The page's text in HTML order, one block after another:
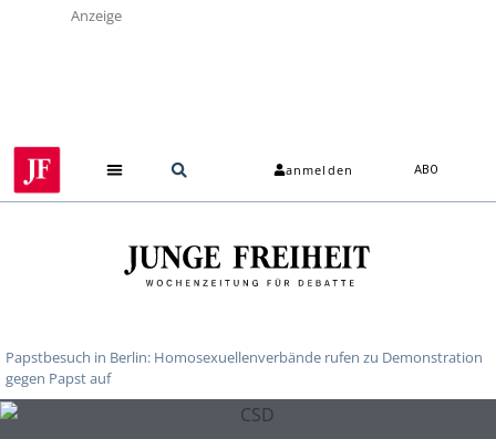
Anzeige
anmelden ABO
Papstbesuch in Berlin: Homosexuellenverbände rufen zu Demonstration
gegen Papst auf